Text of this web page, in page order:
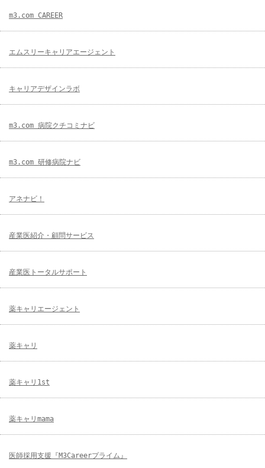
m3.com CAREER
エムスリーキャリアエージェント
キャリアデザインラボ
m3.com 病院クチコミナビ
m3.com 研修病院ナビ
アネナビ！
産業医紹介・顧問サービス
産業医トータルサポート
薬キャリエージェント
薬キャリ
薬キャリ1st
薬キャリmama
医師採用支援『M3Careerプライム』